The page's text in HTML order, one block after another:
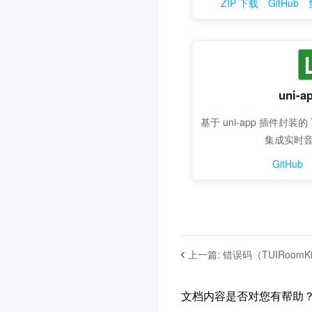
上一篇: 错误码（
文档内容是否对您有帮助